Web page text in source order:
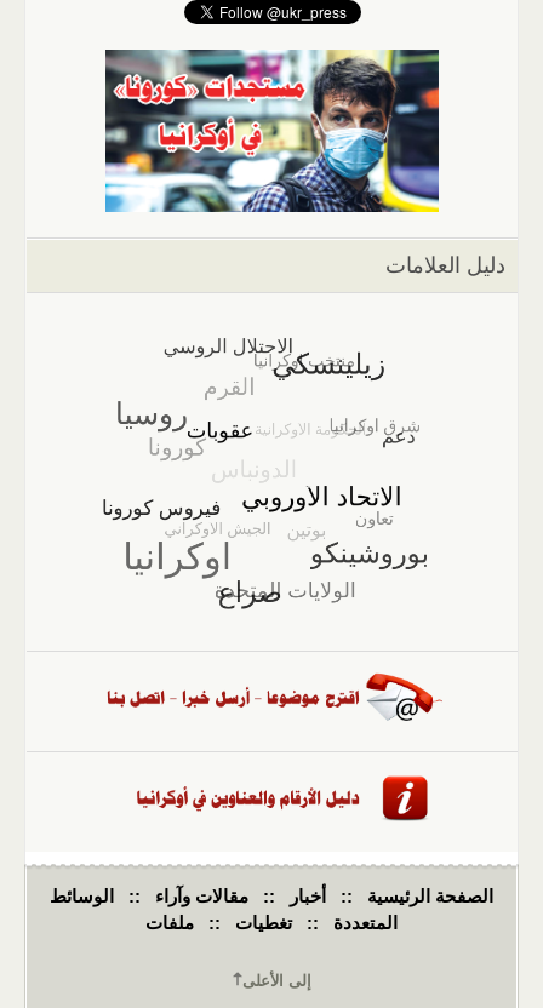
دليل العلامات
الصفحة الرئيسية :: أخبار :: مقالات وآراء ::
الوسائط
المتعددة
:: تغطيات :: ملفات
إلى الأعلى